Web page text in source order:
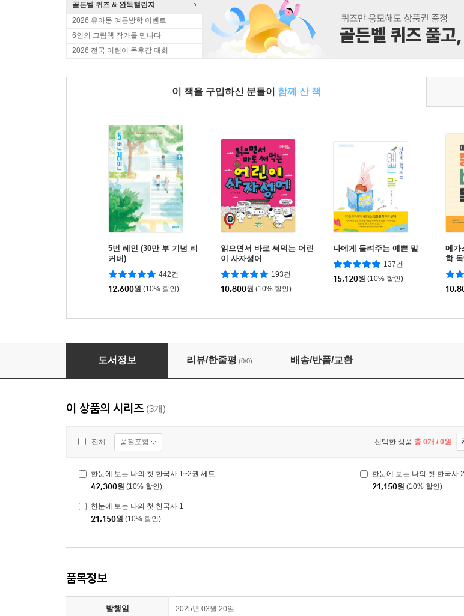
골든벨 퀴즈 & 완독챌린지
2026 유아동 여름방학 이벤트
6인의 그림책 작가를 만나다
2026 전국 어린이 독후감 대회
이 책을 구입하신 분들이 함께 산 책
5번 레인 (30만 부 기념 리
커버)
442건
12,600원 (10% 할인)
읽으면서 바로 써먹는 어린
이 사자성어
193건
10,800원 (10% 할인)
나에게 들려주는 예쁜 말
137건
15,120원 (10% 할인)
메가
학
한눈에 보는 나의 첫 한국사 1
도서정보 리뷰/한줄평 (0/0) 배송/반품/교환
이 상품의 시리즈 (3개)
전체 품절포함 선택한 상품 총 0개 / 0원
한눈에 보는 나의 첫 한국사 1~2권 세트
42,300원 (10% 할인)
한눈에 보는 나의 첫 한국사 2
21,150원 (10% 할인)
한눈에 보는 나의 첫 한국사 1
21,150원 (10% 할인)
품목정보
발행일 2025년 03월 20일